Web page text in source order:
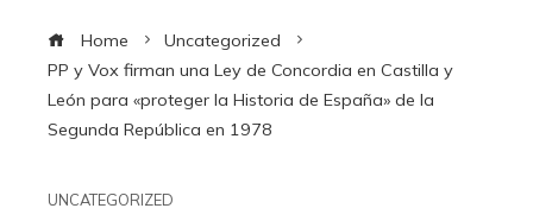
Home
Uncategorized
PP y Vox firman una Ley de Concordia en Castilla y
León para «proteger la Historia de España» de la
Segunda República en 1978
UNCATEGORIZED